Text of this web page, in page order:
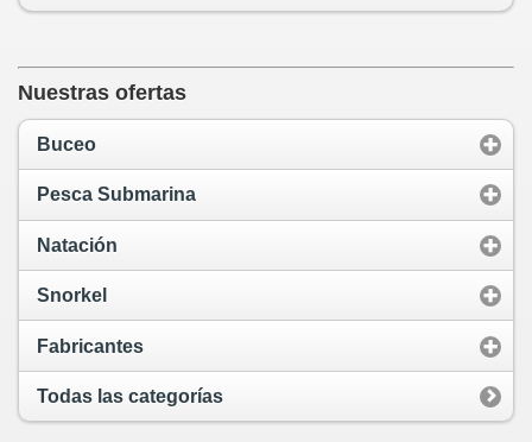
Nuestras ofertas
Buceo
Pesca Submarina
Natación
Snorkel
Fabricantes
Todas las categorías